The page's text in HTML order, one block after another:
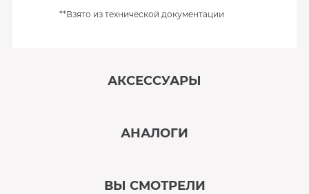
**Взято из технической документации
АКСЕССУАРЫ
АНАЛОГИ
ВЫ СМОТРЕЛИ